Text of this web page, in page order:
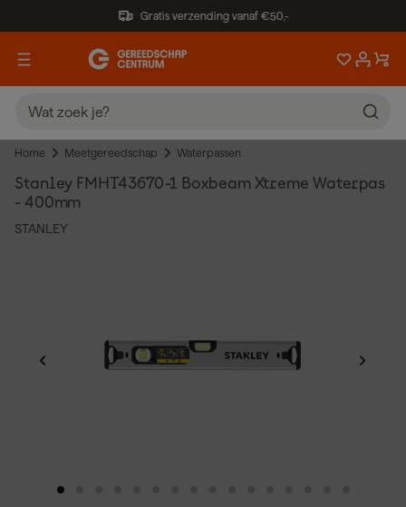
Gratis verzending vanaf €50,-
Home Meetgereedschap Waterpassen
Stanley FMHT43670-1 Boxbeam Xtreme Waterpas
- 400mm
STANLEY